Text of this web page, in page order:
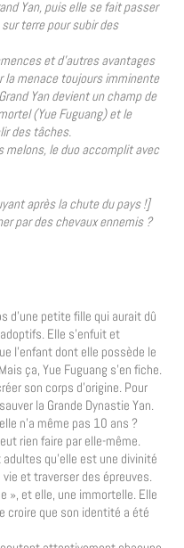
Yan, puis elle se fait passer
terre pour subir des
et d’autres avantages
menace toujours imminente
Yan devient un champ de
(Yue Fuguang) et le
des tâches.
le duo accomplit avec
après la chute du pays !]
par des chevaux ennemis ?
d’une petite fille qui aurait dû
Elle s’enfuit et
l’enfant dont elle possède le
ça, Yue Fuguang s’en fiche.
son corps d’origine. Pour
la Grande Dynastie Yan.
n’a même pas 10 ans ?
rien faire par elle-même.
qu’elle est une divinité
et traverser des épreuves.
», et elle, une immortelle. Elle
croire que son identité a été